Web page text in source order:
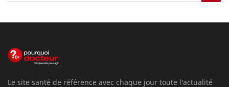
Le site santé de référence avec chaque jour toute l'actualité